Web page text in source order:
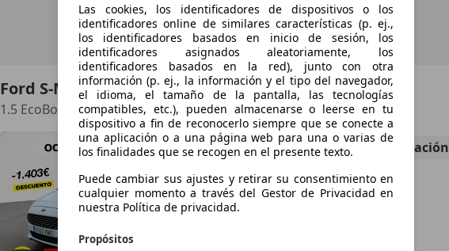
Ford S-Max
1.5 EcoBoost Titanium
€ 17.5471 Sincomparación
Las cookies, los identificadores de dispositivos o los
identificadores online de similares características (p. ej.,
los identificadores basados en inicio de sesión, los
identificadores asignados aleatoriamente, los
identificadores basados en la red), junto con otra
información (p. ej., la información y el tipo del navegador,
el idioma, el tamaño de la pantalla, las tecnologías
compatibles, etc.), pueden almacenarse o leerse en tu
dispositivo a fin de reconocerlo siempre que se conecte a
una aplicación o a una página web para una o varias de
los finalidades que se recogen en el presente texto.
Puede cambiar sus ajustes y retirar su consentimiento en
cualquier momento a través del Gestor de Privacidad en
nuestra Política de privacidad.
Propósitos